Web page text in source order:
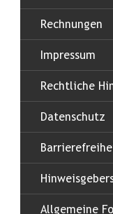
Rechnungen
Impressum
Rechtliche
Datenschutz
Allgemeine